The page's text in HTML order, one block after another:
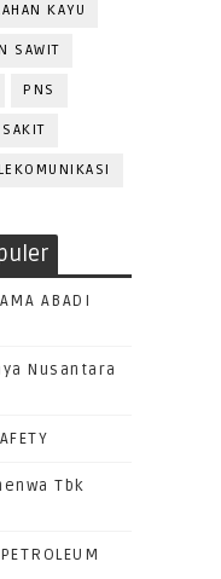
KAYU
SAWIT
PNS
ABADI
Nusantara
Tbk